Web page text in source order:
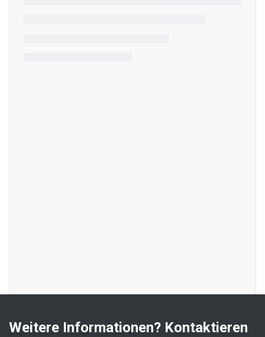
Weitere Informationen? Kontaktieren